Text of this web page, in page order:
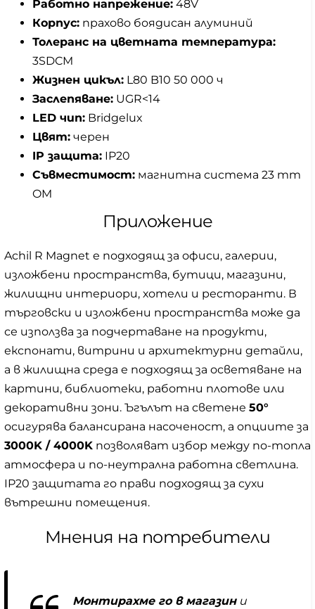
Работно напрежение: 48V
Корпус: прахово боядисан алуминий
Толеранс на цветната температура:
3SDCM
Жизнен цикъл: L80 B10 50 000 ч
Заслепяване: UGR<14
LED чип: Bridgelux
Цвят: черен
IP защита: IP20
Съвместимост: магнитна система 23 mm
OM
Приложение
Achil R Magnet е подходящ за офиси, галерии,
изложбени пространства, бутици, магазини,
жилищни интериори, хотели и ресторанти. В
търговски и изложбени пространства може да
се използва за подчертаване на продукти,
експонати, витрини и архитектурни детайли,
а в жилищна среда е подходящ за осветяване на
картини, библиотеки, работни плотове или
декоративни зони. Ъгълът на светене 50°
осигурява балансирана насоченост, а опциите за
3000K / 4000K позволяват избор между по-топла
атмосфера и по-неутрална работна светлина.
IP20 защитата го прави подходящ за сухи
вътрешни помещения.
Мнения на потребители
Монтирахме го в магазини